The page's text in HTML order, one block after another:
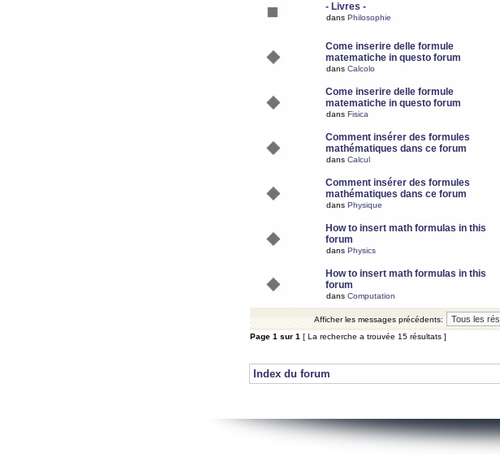
- Livres -
dans Philosophie
Come inserire delle formule
matematiche in questo forum
dans Calcolo
Come inserire delle formule
matematiche in questo forum
dans Fisica
Comment insérer des formules
mathématiques dans ce forum
dans Calcul
Comment insérer des formules
mathématiques dans ce forum
dans Physique
How to insert math formulas in this
forum
dans Physics
How to insert math formulas in this
forum
dans Computation
Afficher les messages précédents:
Page 1 sur 1 [ La recherche a trouvée 15 résultats ]
Index du forum